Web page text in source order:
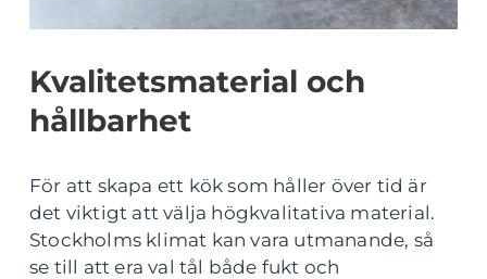
Kvalitetsmaterial och
hållbarhet
För att skapa ett kök som håller över tid är
det viktigt att välja högkvalitativa material.
Stockholms klimat kan vara utmanande, så
se till att era val tål både fukt och